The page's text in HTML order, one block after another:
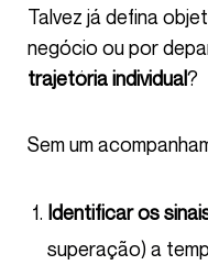
Talvez já defina objetivos globais por unidade de
negócio ou por
trajetória individual?
Sem um
Identificar os
superação) a